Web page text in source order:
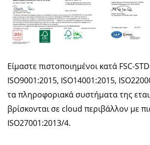
Είμαστε πιστοποιημένοι κατά FSC-
ISO9001:2015, ISO14001:2015,
τα πληροφοριακά συστήματα της
βρίσκονται σε cloud περιβάλλον με
ISO27001:2013/4.